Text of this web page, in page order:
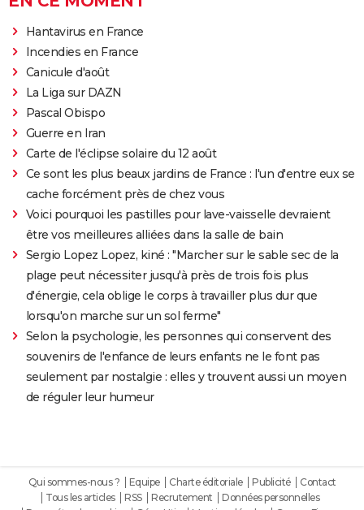
Hantavirus en France
Incendies en France
Canicule d'août
La Liga sur DAZN
Pascal Obispo
Guerre en Iran
Carte de l'éclipse solaire du 12 août
Ce sont les plus beaux jardins de France : l'un d'entre eux se
cache forcément près de chez vous
Voici pourquoi les pastilles pour lave-vaisselle devraient
être vos meilleures alliées dans la salle de bain
Sergio Lopez Lopez, kiné : "Marcher sur le sable sec de la
plage peut nécessiter jusqu'à près de trois fois plus
d'énergie, cela oblige le corps à travailler plus dur que
lorsqu'on marche sur un sol ferme"
Selon la psychologie, les personnes qui conservent des
souvenirs de l'enfance de leurs enfants ne le font pas
seulement par nostalgie : elles y trouvent aussi un moyen
de réguler leur humeur
Qui sommes-nous ? Equipe Charte éditoriale Publicité
Contact
Tous les articles
RSS Recrutement
Données personnelles